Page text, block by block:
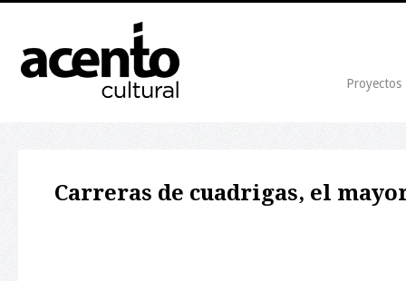
Proyectos
Carreras de cuadrigas, el